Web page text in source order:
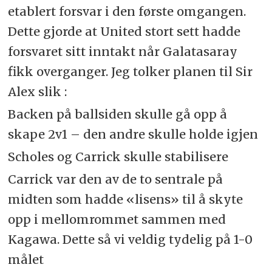
etablert forsvar i den første omgangen.
Dette gjorde at United stort sett hadde
forsvaret sitt inntakt når Galatasaray
fikk overganger. Jeg tolker planen til Sir
Alex slik :
Backen på ballsiden skulle gå opp å
skape 2v1 – den andre skulle holde igjen
Scholes og Carrick skulle stabilisere
Carrick var den av de to sentrale på
midten som hadde «lisens» til å skyte
opp i mellomrommet sammen med
Kagawa. Dette så vi veldig tydelig på 1-0
målet